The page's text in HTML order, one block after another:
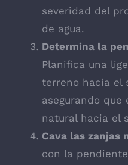
severidad del
de agua.
Determina la
Planifica una
terreno hacia el
asegurando que
natural hacia el
Cava las zanjas
con la